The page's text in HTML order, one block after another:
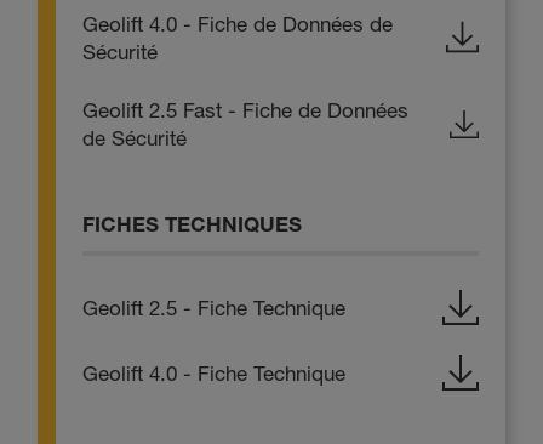
Geolift 4.0 - Fiche de Données de
Sécurité
Geolift 2.5 Fast - Fiche de Données
de Sécurité
FICHES TECHNIQUES
Geolift 2.5 - Fiche Technique
Geolift 4.0 - Fiche Technique